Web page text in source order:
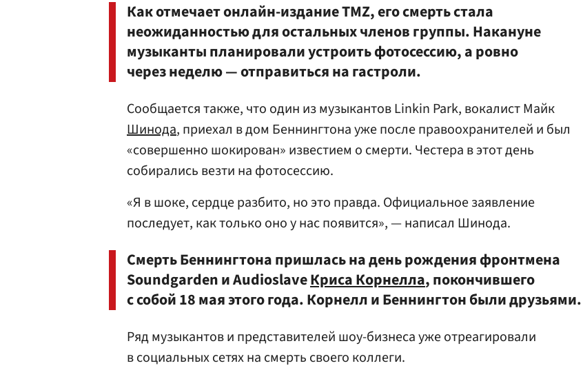
Как отмечает онлайн-издание TMZ, его смерть стала
неожиданностью для остальных членов группы. Накануне
музыканты планировали устроить фотосессию, а ровно
через неделю — отправиться на гастроли.
Сообщается также, что один из музыкантов Linkin Park, вокалист Майк
Шинода, приехал в дом Беннингтона уже после правоохранителей и был
«совершенно шокирован» известием о смерти. Честера в этот день
собирались везти на фотосессию.
«Я в шоке, сердце разбито, но это правда. Официальное заявление
последует, как только оно у нас появится», — написал Шинода.
Смерть Беннингтона пришлась на день рождения фронтмена
Soundgarden и AudioslaveКриса Корнелла, покончившего
с собой 18 мая этого года. Корнелл и Беннингтон были друзьями.
Ряд музыкантов и представителей шоу-бизнеса уже отреагировали
в социальных сетях на смерть своего коллеги.